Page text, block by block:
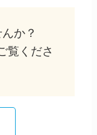
か？
覧くださ